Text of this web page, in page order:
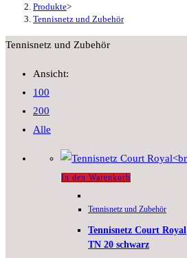
Produkte>
Tennisnetz und Zubehör
Tennisnetz und Zubehör
Ansicht:
100
200
Alle
In den Warenkorb
Tennisnetz und Zubehör
Tennisnetz Court Royal
TN 20 schwarz